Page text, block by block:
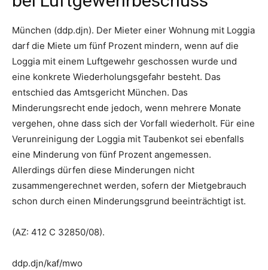
München (ddp.djn). Der Mieter einer Wohnung mit Loggia
darf die Miete um fünf Prozent mindern, wenn auf die
Loggia mit einem Luftgewehr geschossen wurde und
eine konkrete Wiederholungsgefahr besteht. Das
entschied das Amtsgericht München. Das
Minderungsrecht ende jedoch, wenn mehrere Monate
vergehen, ohne dass sich der Vorfall wiederholt. Für eine
Verunreinigung der Loggia mit Taubenkot sei ebenfalls
eine Minderung von fünf Prozent angemessen.
Allerdings dürfen diese Minderungen nicht
zusammengerechnet werden, sofern der Mietgebrauch
schon durch einen Minderungsgrund beeinträchtigt ist.
(AZ: 412 C 32850/08).
ddp.djn/kaf/mwo